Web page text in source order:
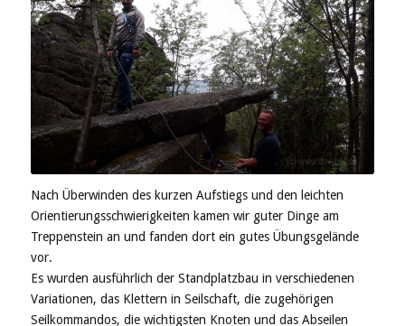
Nach Überwinden des kurzen Aufstiegs und den leichten
Orientierungsschwierigkeiten kamen wir guter Dinge am
Treppenstein an und fanden dort ein gutes Übungsgelände
vor.
Es wurden ausführlich der Standplatzbau in verschiedenen
Variationen, das Klettern in Seilschaft, die zugehörigen
Seilkommandos, die wichtigsten Knoten und das Abseilen